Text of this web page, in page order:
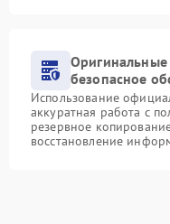
безопасное
Использование
аккуратная работа с
резервное
восстановление